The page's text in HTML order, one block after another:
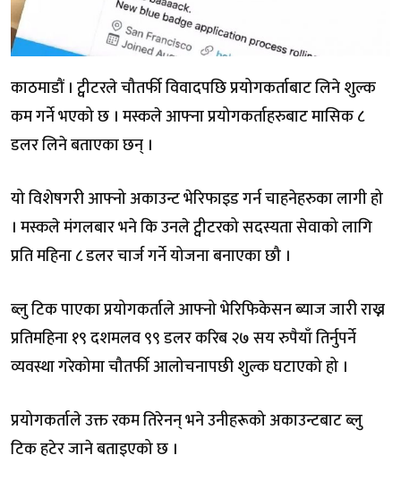
काठमाडौं । ट्वीटरले चौतर्फी विवादपछि प्रयोगकर्ताबाट लिने शुल्क
कम गर्ने भएको छ । मस्कले आफ्ना प्रयोगकर्ताहरुबाट मासिक ८
डलर लिने बताएका छन् ।
यो विशेषगरी आफ्नो अकाउन्ट भेरिफाइड गर्न चाहनेहरुका लागी हो
। मस्कले मंगलबार भने कि उनले ट्वीटरको सदस्यता सेवाको लागि
प्रति महिना ८ डलर चार्ज गर्ने योजना बनाएका छौ ।
ब्लु टिक पाएका प्रयोगकर्ताले आफ्नो भेरिफिकेसन ब्याज जारी राख्न
प्रतिमहिना १९ दशमलव ९९ डलर करिब २७ सय रुपैयाँ तिर्नुपर्ने
व्यवस्था गरेकोमा चौतर्फी आलोचनापछी शुल्क घटाएको हो ।
प्रयोगकर्ताले उक्त रकम तिरेनन् भने उनीहरूको अकाउन्टबाट ब्लु
टिक हटेर जाने बताइएको छ ।